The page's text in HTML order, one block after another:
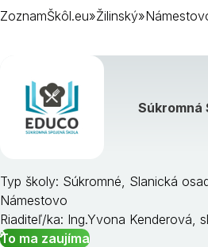
Čadca
Dolný Kubín
Kysucké Nové Mesto
Námestovo
Ružomberok
Turčianske Teplice
Tvrdošín
ZoznamŠkôl.eu»Žilinský»
Súkromná
Typ školy: Súkromné, Slanická
Námestovo
Riaditeľ/ka: Ing.Yvona Kenderová,
To ma zaujíma